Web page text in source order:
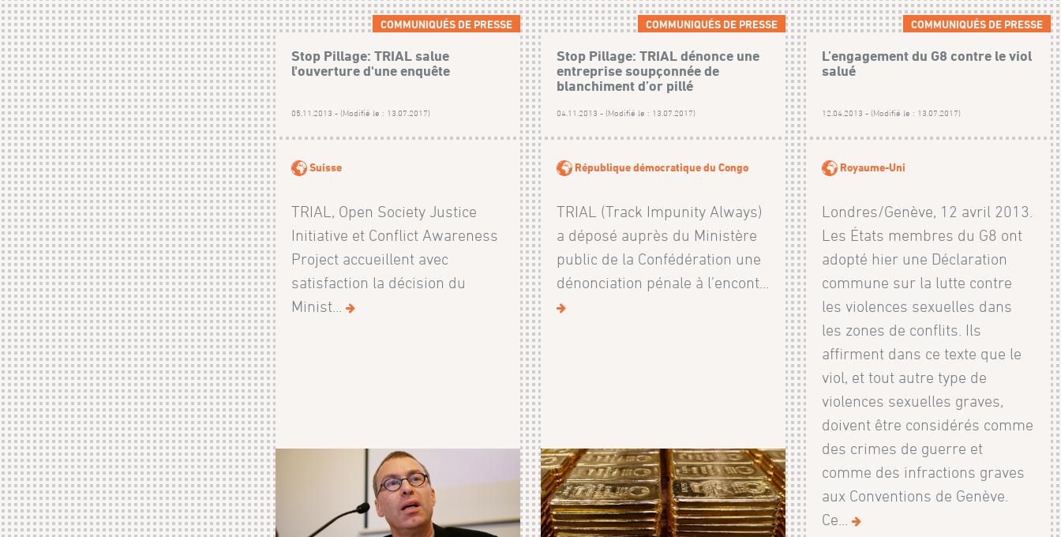
COMMUNIQUÉS DE PRESSE
Stop Pillage: TRIAL salue
l'ouverture d'une enquête
05.11.2013 - (Modifié le : 13.07.2017)
Suisse
TRIAL, Open Society Justice
Initiative et Conflict Awareness
Project accueillent avec
satisfaction la décision du
Minist...
COMMUNIQUÉS DE PRESSE
Stop Pillage: TRIAL dénonce une
entreprise soupçonnée de
blanchiment d’or pillé
04.11.2013 - (Modifié le : 13.07.2017)
République démocratique du Congo
TRIAL (Track Impunity Always)
a déposé auprès du Ministère
public de la Confédération une
dénonciation pénale à l’encont...
COMMUNIQUÉS DE PRESSE
L’engagement du G8 contre le viol
salué
12.04.2013 - (Modifié le : 13.07.2017)
Royaume-Uni
Londres/Genève, 12 avril 2013.
Les États membres du G8 ont
adopté hier une Déclaration
commune sur la lutte contre
les violences sexuelles dans
les zones de conflits. Ils
affirment dans ce texte que le
viol, et tout autre type de
violences sexuelles graves,
doivent être considérés comme
des crimes de guerre et
comme des infractions graves
aux Conventions de Genève.
Ce...